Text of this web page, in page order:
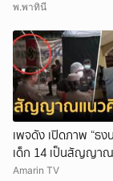
พ.พาทินี
เพจดัง เปิดภาพ “ธง
เด็ก 14 เป็นสัญญา
สุดโต่ง
Amarin TV